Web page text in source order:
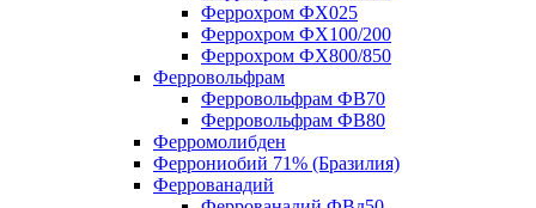
Феррохром ФХ025
Феррохром ФХ100/200
Феррохром ФХ800/850
Ферровольфрам
Ферровольфрам ФВ70
Ферровольфрам ФВ80
Ферромолибден
Феррониобий 71% (Бразилия)
Феррованадий